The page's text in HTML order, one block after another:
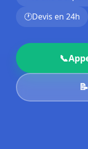
🕐Devis en 24h
📞
📝